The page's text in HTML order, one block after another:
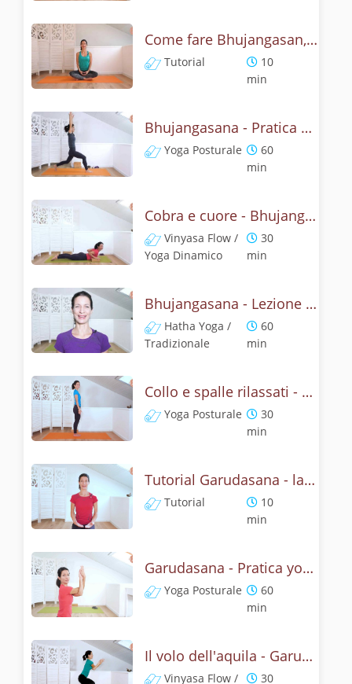
Come fare Bhujangasan, la posizione del cobra? Tutorial
Tutorial
10
min
Bhujangasana - Pratica yoga con l'anatomia del cobra
Yoga Posturale
60
min
Cobra e cuore - Bhujangasana flow
Vinyasa Flow /
Yoga Dinamico
30
min
Bhujangasana - Lezione yoga con la storia del cobra
Hatha Yoga /
Tradizionale
60
min
Collo e spalle rilassati - Garudasana Yoga Posturale
Yoga Posturale
30
min
Tutorial Garudasana - la posizone dell'aquila
Tutorial
10
min
Garudasana - Pratica yoga con l'anatomia dell'aquila
Yoga Posturale
60
min
Il volo dell'aquila - Garudasana yoga flow
Vinyasa Flow / 30